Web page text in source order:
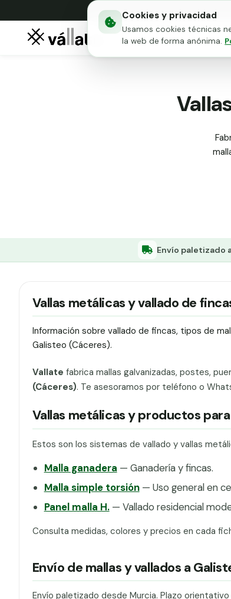
Cookies y privacidad
Usamos cookies técnicas
la web de forma anónima.
Mallas metálicas
Envío paletizado
Vallas metálicas y vallado de
Información sobre vallado de fincas, tipos de
Galisteo (Cáceres).
Vallate fabrica mallas galvanizadas, postes,
(Cáceres). Te asesoramos por teléfono o
Vallas metálicas y productos
Estos son los sistemas de vallado y vallas
Malla ganadera — Ganadería y fincas.
Malla simple torsión— Uso general en
Panel malla H.— Vallado residencial
Consulta medidas, colores y precios en cada
Envío de mallas y vallados a
Envío paletizado desde Murcia. Plazo